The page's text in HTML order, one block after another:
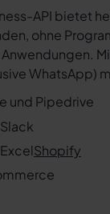
API bietet
ohne
WhatsApp)
und Pipedrive
Shopify